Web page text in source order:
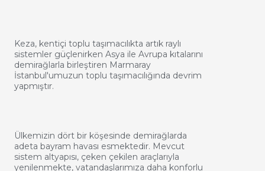
Keza, kentiçi toplu taşımacılıkta artık raylı
sistemler güçlenirken Asya ile Avrupa kıtalarını
demirağlarla birleştiren Marmaray
İstanbul'umuzun toplu taşımacılığında devrim
yapmıştır.
Ülkemizin dört bir köşesinde demirağlarda
adeta bayram havası esmektedir. Mevcut
sistem altyapısı, çeken çekilen araçlarıyla
yenilenmekte, vatandaşlarımıza daha konforlu